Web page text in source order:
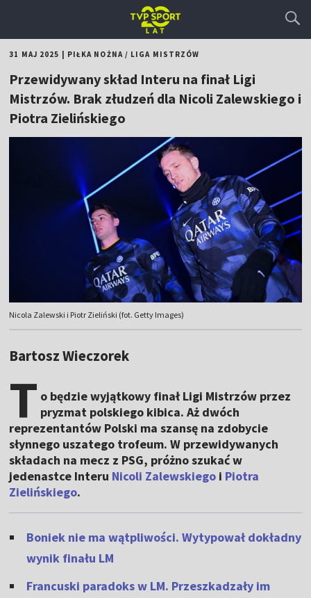
31 MAJ 2025 PIŁKA NOŻNA/ LIGA MISTRZÓW
Przewidywany skład Interu na finał Ligi
Mistrzów. Brak złudzeń dla Nicoli Zalewskiego i
Piotra Zielińskiego
Nicola Zalewski i Piotr Zieliński (fot. Getty Images)
Bartosz Wieczorek
T o będzie wyjątkowy finał Ligi Mistrzów przez
pryzmat polskiego kibica. Aż dwóch
reprezentantów Polski ma szansę na zdobycie
słynnego uszatego trofeum. W przewidywanych
składach na mecz z PSG, próżno szukać w
jedenastce Interu Nicoli Zalewskiego i Piotra
Zielińskiego.
Boniek nie ma wątpliwości. Wytypował dokładny
wynik finału LM
Francuski paradoks w LM. Przeszkadzały im